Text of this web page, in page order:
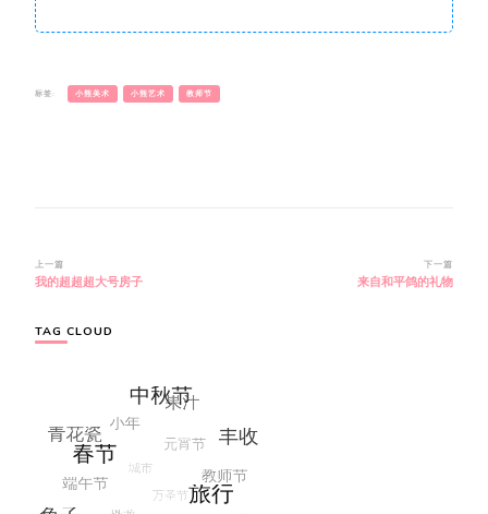
标签: 小熊美术 小熊艺术 教师节
博
文
航
上一篇
我的超超超大号房子
下一篇
来自和平鸽的礼物
TAG CLOUD